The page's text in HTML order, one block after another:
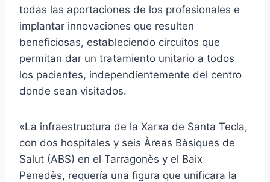
todas las aportaciones de los profesionales e
implantar innovaciones que resulten
beneficiosas, estableciendo circuitos que
permitan dar un tratamiento unitario a todos
los pacientes, independientemente del centro
donde sean visitados.
«La infraestructura de la Xarxa de Santa Tecla,
con dos hospitales y seis Àreas Bàsiques de
Salut (ABS) en el Tarragonès y el Baix
Penedès, requería una figura que unificara la